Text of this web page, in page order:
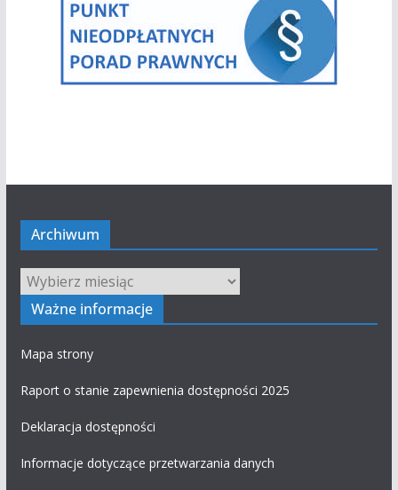
Archiwum
Archiwum
Ważne informacje
Mapa strony
Raport o stanie zapewnienia dostępności 2025
Deklaracja dostępności
Informacje dotyczące przetwarzania danych